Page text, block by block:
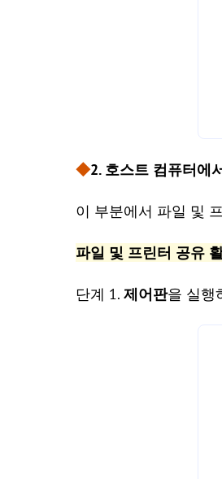
◆2. 호스트 컴퓨터에
이 부분에서 파일 및
파일 및 프린터 공유
단계 1. 제어판을 실행